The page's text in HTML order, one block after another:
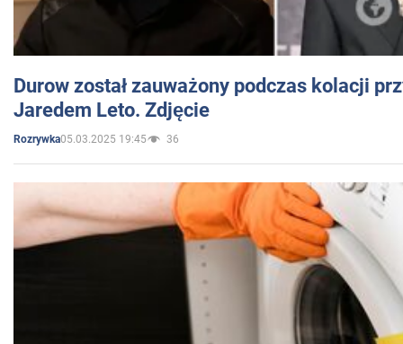
Durow został zauważony podczas kolacji
Jaredem Leto. Zdjęcie
Rozrywka05.03.2025 19:45 36